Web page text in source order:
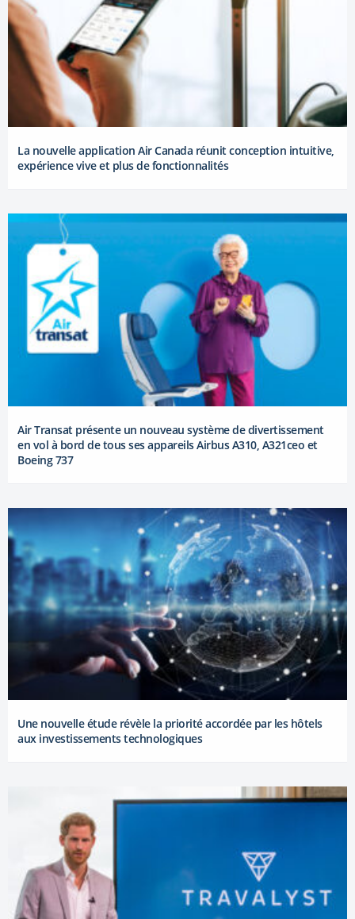
La nouvelle application Air Canada réunit conception intuitive,
expérience vive et plus de fonctionnalités
Air Transat présente un nouveau système de divertissement
en vol à bord de tous ses appareils Airbus A310, A321ceo et
Boeing 737
Une nouvelle étude révèle la priorité accordée par les hôtels
aux investissements technologiques